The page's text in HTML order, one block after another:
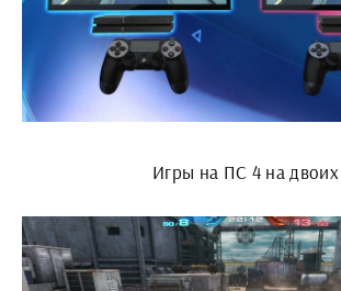
Игры на ПС 4 на двоих